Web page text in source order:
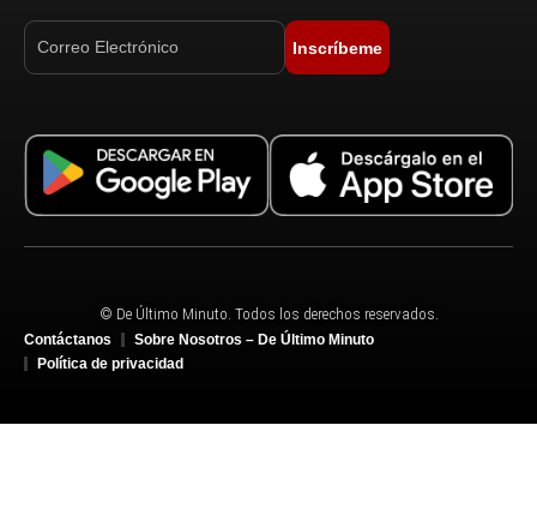
Inscríbeme
© De Último Minuto. Todos los derechos reservados.
Contáctanos
Sobre Nosotros – De Último Minuto
Política de privacidad